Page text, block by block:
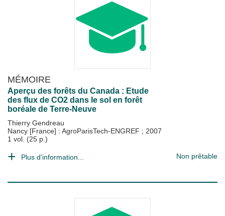
MÉMOIRE
Aperçu des forêts du Canada : Etude
des flux de CO2 dans le sol en forêt
boréale de Terre-Neuve
Thierry Gendreau
Nancy [France] : AgroParisTech-ENGREF ; 2007
1 vol. (25 p.)
Plus d'information... Non prêtable